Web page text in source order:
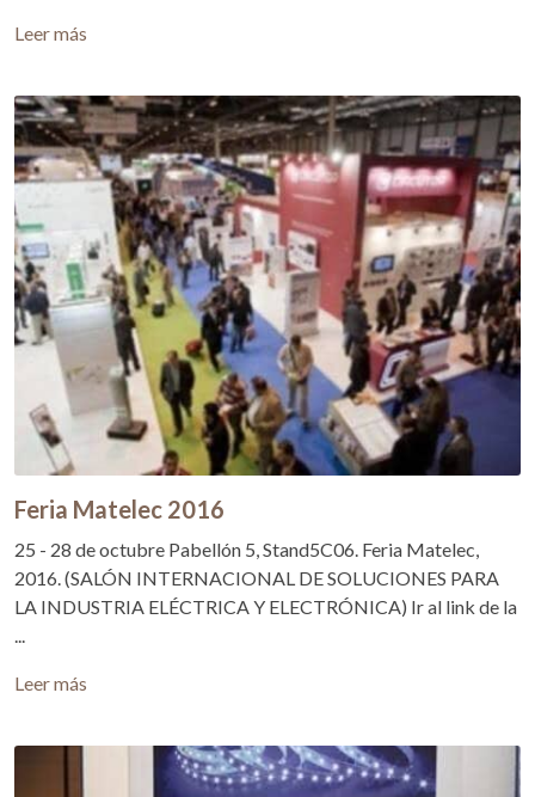
Leer más
Feria Matelec 2016
25 - 28 de octubre Pabellón 5, Stand5C06. Feria Matelec,
2016. (SALÓN INTERNACIONAL DE SOLUCIONES PARA
LA INDUSTRIA ELÉCTRICA Y ELECTRÓNICA) Ir al link de la
...
Leer más